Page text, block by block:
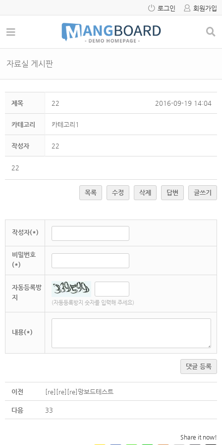
로그인 회원가입
자료실 게시판
제목 22 2016-09-19 14:04
카테고리 카테고리1
작성자 22
22
목록 수정 삭제 답변 글쓰기
작성자(*)
비밀번호
(*)
자동등록방
지
(자동등록방지 숫자를 입력해 주세요)
내용(*)
댓글 등록
이전 [re][re][re]망보드테스트
다음 33
Share it now!